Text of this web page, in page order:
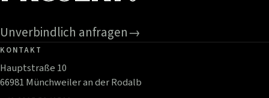
Unverbindlich anfragen→
KONTAKT
Hauptstraße 10
66981 Münchweiler an der Rodalb